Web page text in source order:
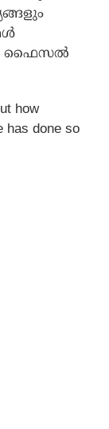
ഫൈസല്‍
how
has done so